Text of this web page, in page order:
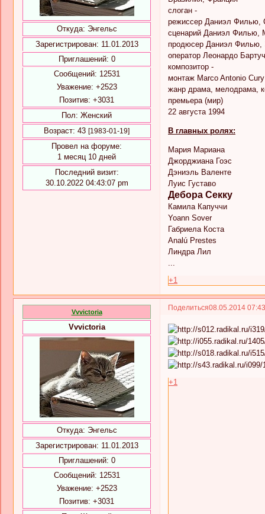
Откуда: Энгельс
Зарегистрирован: 11.01.2013
Приглашений: 0
Сообщений: 12531
Уважение: +2523
Позитив: +3031
Пол: Женский
Возраст: 43 [1983-01-19]
Провел на форуме:
1 месяц 10 дней
Последний визит:
30.10.2022 04:43:07 pm
слоган -
режиссер Даниэл Филью,
сценарий Даниэл Филью,
продюсер Даниэл Филью,
оператор Леонардо
композитор -
монтаж Marco Antonio Cury
жанр драма, мелодрама,
премьера (мир)
22 августа 1994
В главных ролях:
Мария Мариана
Джорджиана Гоэс
Дэниэль Валенте
Луис Густаво
Дебора Секку
Камила Капуччи
Yoann Sover
Габриела Коста
Analú Prestes
Линдра Лил
...
+1
Поделиться08.05.2014
Vvvictoria
Vvvictoria
Откуда: Энгельс
Зарегистрирован: 11.01.2013
Приглашений: 0
Сообщений: 12531
Уважение: +2523
Позитив: +3031
+1